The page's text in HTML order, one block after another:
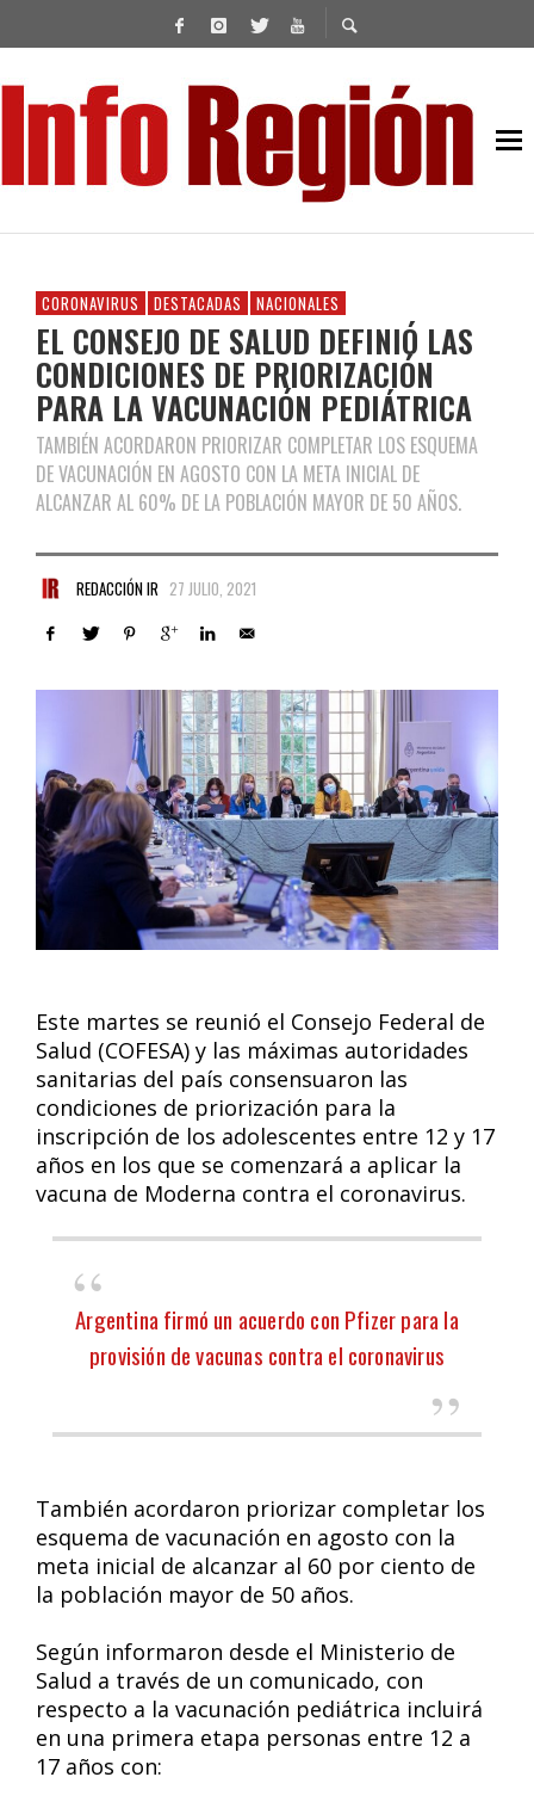
CORONAVIRUS DESTACADAS NACIONALES
EL CONSEJO DE SALUD DEFINIÓ LAS
CONDICIONES DE PRIORIZACIÓN
PARA LA VACUNACIÓN PEDIÁTRICA
TAMBIÉN ACORDARON PRIORIZAR COMPLETAR LOS ESQUEMA
DE VACUNACIÓN EN AGOSTO CON LA META INICIAL DE
ALCANZAR AL 60% DE LA POBLACIÓN MAYOR DE 50 AÑOS.
REDACCIÓN IR 27 JULIO, 2021
Este martes se reunió el Consejo Federal de
Salud (COFESA) y las máximas autoridades
sanitarias del país consensuaron las
condiciones de priorización para la
inscripción de los adolescentes entre 12 y 17
años en los que se comenzará a aplicar la
vacuna de Moderna contra el coronavirus.
Argentina firmó un acuerdo con Pfizer para la
provisión de vacunas contra el coronavirus
También acordaron priorizar completar los
esquema de vacunación en agosto con la
meta inicial de alcanzar al 60 por ciento de
la población mayor de 50 años.
Según informaron desde el Ministerio de
Salud a través de un comunicado, con
respecto a la vacunación pediátrica incluirá
en una primera etapa personas entre 12 a
17 años con: